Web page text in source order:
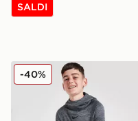
SALDI
Nike Pantaloncino
-40%